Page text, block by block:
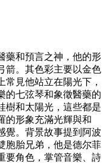
藥和預言之神，他的形
箭。其色彩主要以金色
見他站立在陽光下，
的七弦琴和象徵醫藥的
樹和太陽光，這些都是
的形象充滿光輝與和
覺。背景故事提到阿波
胞胎兄弟，他是德尔菲
要角色，掌管音樂、詩